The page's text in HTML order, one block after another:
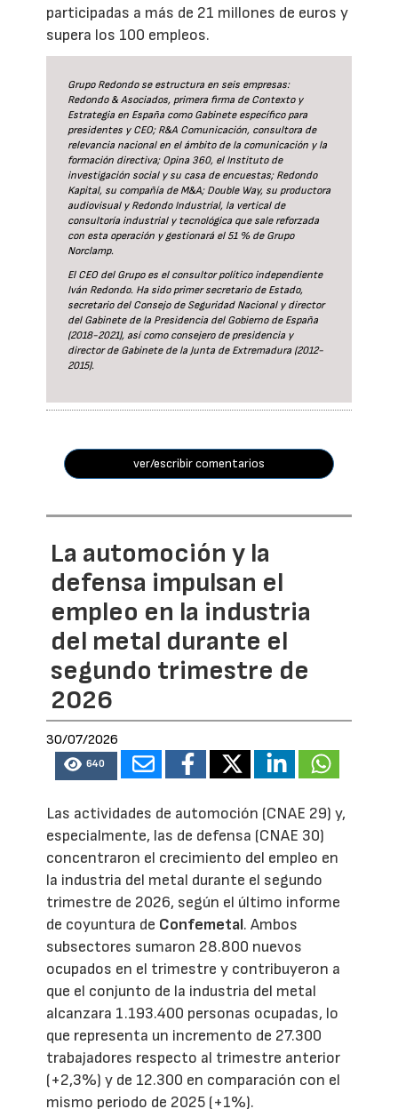
participadas a más de 21 millones de euros y
supera los 100 empleos.
Grupo Redondo se estructura en seis empresas:
Redondo & Asociados, primera firma de Contexto y
Estrategia en España como Gabinete específico para
presidentes y CEO; R&A Comunicación, consultora de
relevancia nacional en el ámbito de la comunicación y la
formación directiva; Opina 360, el Instituto de
investigación social y su casa de encuestas; Redondo
Kapital, su compañía de M&A; Double Way, su productora
audiovisual y Redondo Industrial, la vertical de
consultoría industrial y tecnológica que sale reforzada
con esta operación y gestionará el 51 % de Grupo
Norclamp.
El CEO del Grupo es el consultor político independiente
Iván Redondo. Ha sido primer secretario de Estado,
secretario del Consejo de Seguridad Nacional y director
del Gabinete de la Presidencia del Gobierno de España
(2018-2021), así como consejero de presidencia y
director de Gabinete de la Junta de Extremadura (2012-
2015).
ver/escribir comentarios
La automoción y la
defensa impulsan el
empleo en la industria
del metal durante el
segundo trimestre de
2026
30/07/2026
640
Las actividades de automoción (CNAE 29) y,
especialmente, las de defensa (CNAE 30)
concentraron el crecimiento del empleo en
la industria del metal durante el segundo
trimestre de 2026, según el último informe
de coyuntura de Confemetal. Ambos
subsectores sumaron 28.800 nuevos
ocupados en el trimestre y contribuyeron a
que el conjunto de la industria del metal
alcanzara 1.193.400 personas ocupadas, lo
que representa un incremento de 27.300
trabajadores respecto al trimestre anterior
(+2,3%) y de 12.300 en comparación con el
mismo periodo de 2025 (+1%).